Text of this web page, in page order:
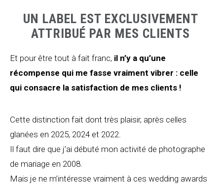
UN LABEL EST EXCLUSIVEMENT
ATTRIBUÉ PAR MES CLIENTS
Et pour être tout à fait franc, il n’y a qu’une
récompense qui me fasse vraiment vibrer : celle
qui consacre la satisfaction de mes clients !
Cette distinction fait dont très plaisir, après celles
glanées en 2025, 2024 et 2022.
Il faut dire que j’ai débuté mon activité de photographe
de mariage en 2008.
Mais je ne m’intéresse vraiment à ces wedding awards